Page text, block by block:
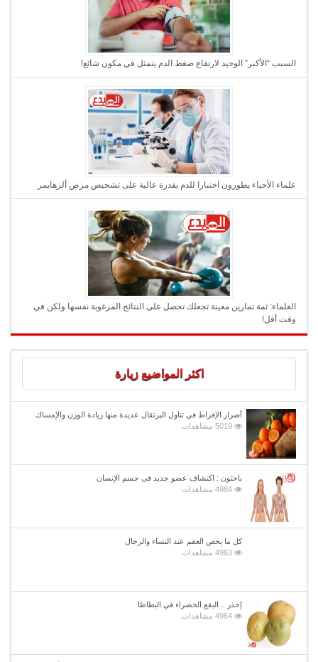
السبب “الأكبر” الوحيد لارتفاع ضغط الدم يتمثل في مكون شائع!
علماء الأحياء يطورون اختبارا للدم بقدرة عالية على تشخيص مرض ألزهايمر
العلماء: ثمة تمارين معينة تجعلك تحصل على النتائج المرغوبة نفسها ولكن في
وقت أقل!
اكثر المواضيع زيارة
أضرار الإفراط في تناول البرتقال عديدة منها زيادة الوزن والإمساك
5019 مشاهدات
باحثون : اكتشاف عضو جديد فى جسم الإنسان
4984 مشاهدات
كل ما يخص العقم عند النساء والرجال
4983 مشاهدات
إحذر .. البقع الخضراء في البطاطا
4964 مشاهدات